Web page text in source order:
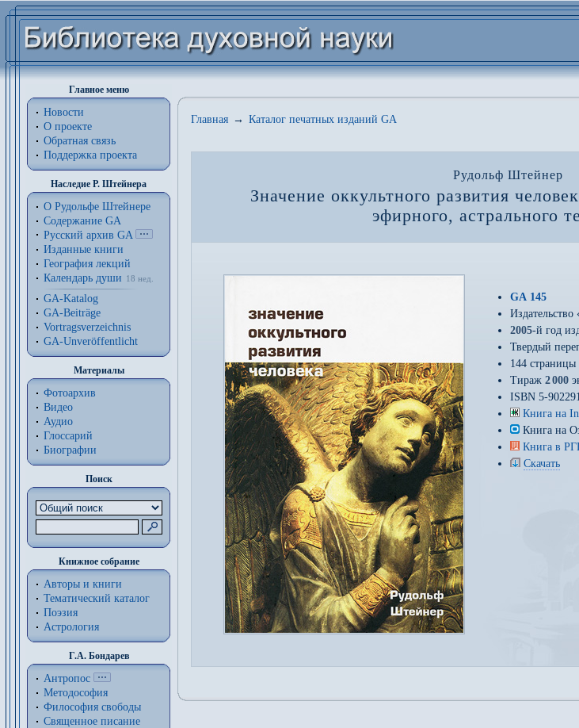
Главное меню
Новости
О проекте
Обратная связь
Поддержка проекта
Наследие Р. Штейнера
О Рудольфе Штейнере
Содержание GA
Русский архив GA
Изданные книги
География лекций
Календарь души
18 нед.
GA-Katalog
GA-Beiträge
Vortragsverzeichnis
GA-Unveröffentlicht
Материалы
Фотоархив
Видео
Аудио
Глоссарий
Биографии
Поиск
Книжное собрание
Авторы и книги
Тематический каталог
Поэзия
Астрология
Г.А. Бондарев
Антропос
Методософия
Философия cвободы
Священное писание
Главная → Каталог печатных изданий GA
Рудольф Штейнер
Значение оккультного развития
эфирного, астрального
GA 145
Издательство
2005-й год
Твердый
144 страницы
Тираж 2000
ISBN 5-
Книга на
Книга на
Книга в
Скачать